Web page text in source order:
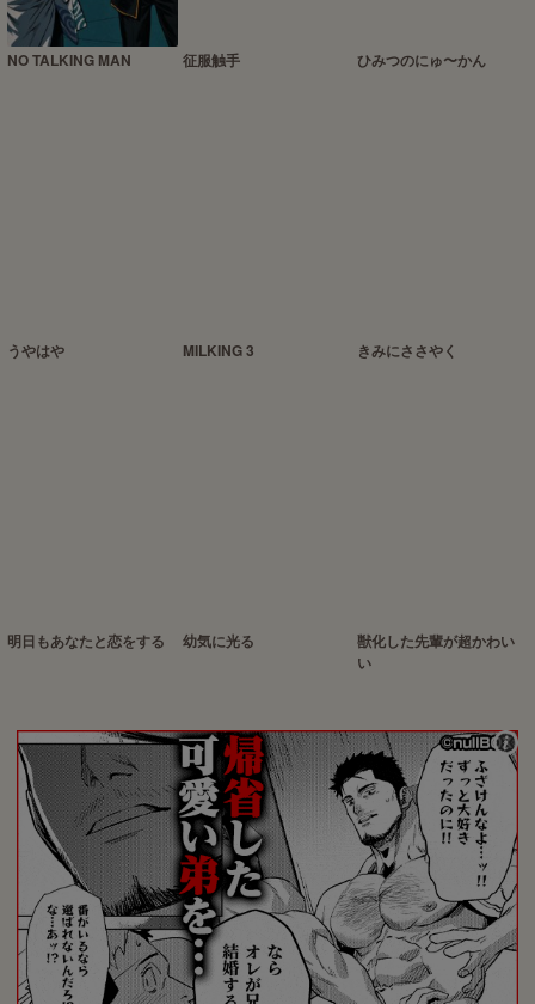
NO TALKING MAN 征服触手 ひみつのにゅ〜かん
うやはや MILKING 3 きみにささやく
明日もあなたと恋をする 幼気に光る
獣化した先輩が超かわい
い